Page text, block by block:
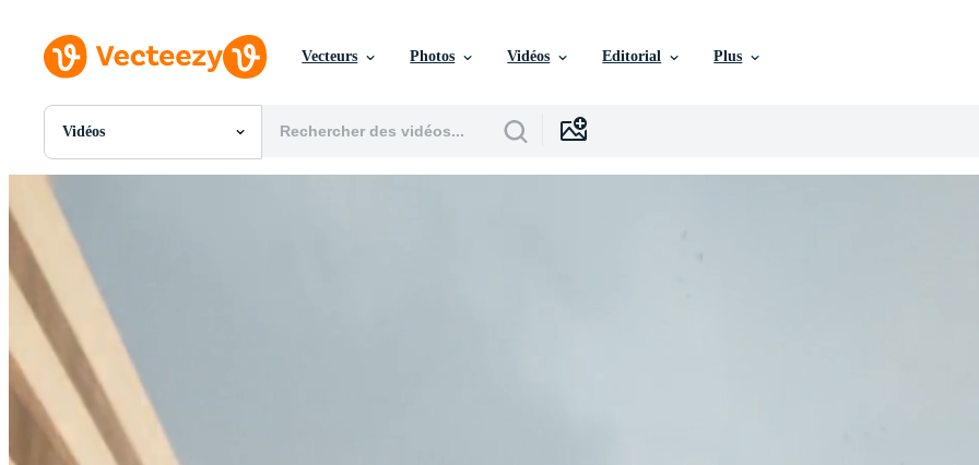
Vecteurs Photos Vidéos Editorial Plus
Vidéos
Toutes Images
Modèles
Vecteurs
Vidéos
Motion graphics
Images Éditoriales
Événements Éditoriaux